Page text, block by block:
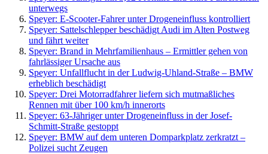
unterwegs
Speyer: E-Scooter-Fahrer unter Drogeneinfluss kontrolliert
Speyer: Sattelschlepper beschädigt Audi im Alten Postweg
und fährt weiter
Speyer: Brand in Mehrfamilienhaus – Ermittler gehen von
fahrlässiger Ursache aus
Speyer: Unfallflucht in der Ludwig-Uhland-Straße – BMW
erheblich beschädigt
Speyer: Drei Motorradfahrer liefern sich mutmaßliches
Rennen mit über 100 km/h innerorts
Speyer: 63-Jähriger unter Drogeneinfluss in der Josef-
Schmitt-Straße gestoppt
Speyer: BMW auf dem unteren Domparkplatz zerkratzt –
Polizei sucht Zeugen